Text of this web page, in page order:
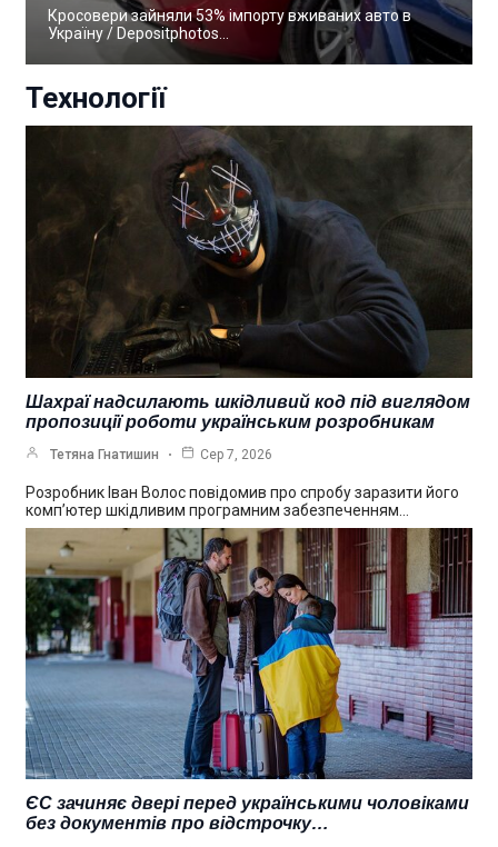
Кросовери зайняли 53% імпорту вживаних авто в
Україну / Depositphotos…
Технології
Шахраї надсилають шкідливий код під виглядом
пропозиції роботи українським розробникам
Тетяна Гнатишин Сер 7, 2026
Розробник Іван Волос повідомив про спробу заразити його
комп’ютер шкідливим програмним забезпеченням…
ЄС зачиняє двері перед українськими чоловіками
без документів про відстрочку…